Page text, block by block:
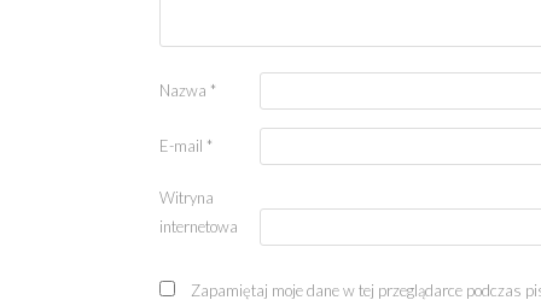
Nazwa *
E-mail *
Witryna
internetowa
Zapamiętaj moje dane w tej przeglądarce podczas